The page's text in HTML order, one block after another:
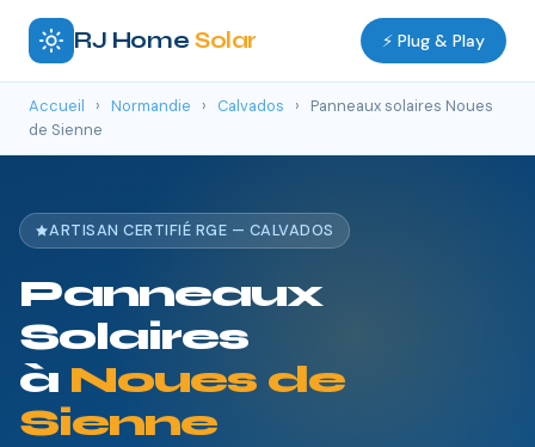
RJ Home Solar ⚡ Plug & Play
Accueil › Normandie › Calvados ›
Panneaux solaires Noues
de Sienne
ARTISAN CERTIFIÉ RGE — CALVADOS
Panneaux
Solaires
à Noues de
Sienne